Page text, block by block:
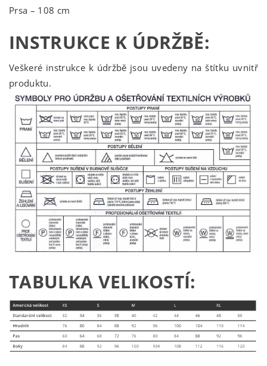
Prsa – 108 cm
INSTRUKCE K ÚDRŽBĚ:
Veškeré instrukce k údržbě jsou uvedeny na štítku uvnitř
produktu.
TABULKA VELIKOSTÍ: